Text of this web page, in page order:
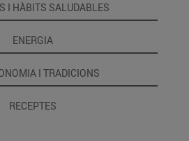
I HÀBITS SALUDABLES
ENERGIA
I TRADICIONS
RECEPTES